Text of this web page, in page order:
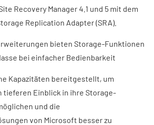
Recovery Manager 4.1 und 5 mit dem
Replication Adapter (SRA).
bieten Storage-Funktionen
bei einfacher Bedienbarkeit
Kapazitäten bereitgestellt, um
tieferen Einblick in ihre Storage-
und die
von Microsoft besser zu